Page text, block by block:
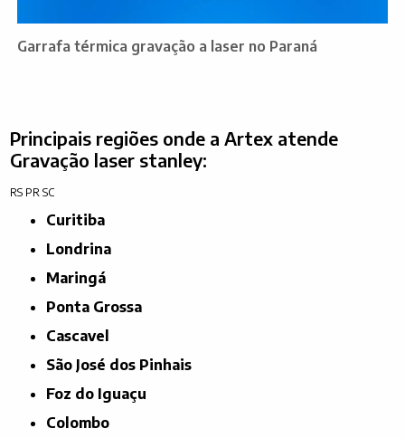
Garrafa térmica gravação a laser no Paraná
Principais regiões onde a Artex atende
Gravação laser stanley:
RS PR SC
Curitiba
Londrina
Maringá
Ponta Grossa
Cascavel
São José dos Pinhais
Foz do Iguaçu
Colombo